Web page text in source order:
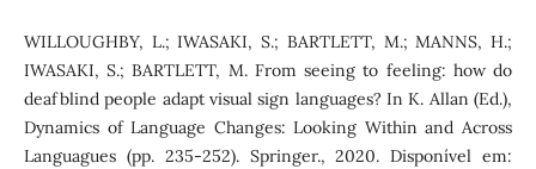
WILLOUGHBY, L.; IWASAKI, S.; BARTLETT, M.; MANNS, H.;
IWASAKI, S.; BARTLETT, M. From seeing to feeling: how do
deafblind people adapt visual sign languages? In K. Allan (Ed.),
Dynamics of Language Changes: Looking Within and Across
Languagues (pp. 235-252). Springer., 2020. Disponível em: